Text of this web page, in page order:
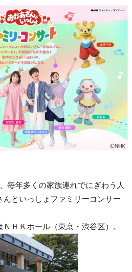
毎年多くの家族連れでにぎわう人
といっしょファミリーコンサー
ＨＫホール（東京・渋谷区）。